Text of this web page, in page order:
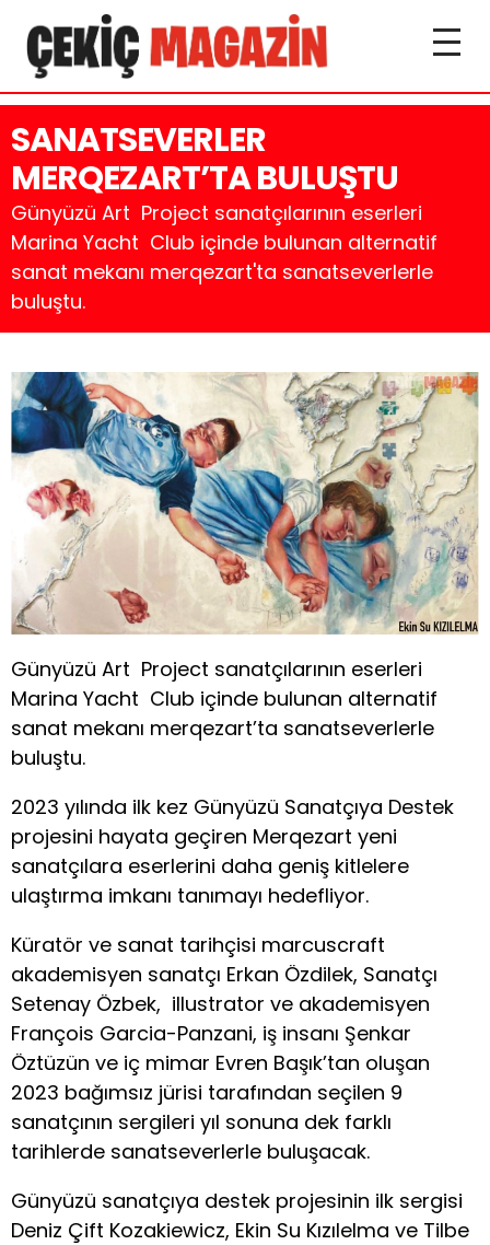
SANATSEVERLER
MERQEZART’TA BULUŞTU
Günyüzü Art Project sanatçılarının eserleri
Marina Yacht Club içinde bulunan alternatif
sanat mekanı merqezart'ta sanatseverlerle
buluştu.
Günyüzü Art Project sanatçılarının eserleri
Marina Yacht Club içinde bulunan alternatif
sanat mekanı merqezart’ta sanatseverlerle
buluştu.
2023 yılında ilk kez Günyüzü Sanatçıya Destek
projesini hayata geçiren Merqezart yeni
sanatçılara eserlerini daha geniş kitlelere
ulaştırma imkanı tanımayı hedefliyor.
Küratör ve sanat tarihçisi marcuscraft
akademisyen sanatçı Erkan Özdilek, Sanatçı
Setenay Özbek, illustrator ve akademisyen
François Garcia-Panzani, iş insanı Şenkar
Öztüzün ve iç mimar Evren Başık’tan oluşan
2023 bağımsız jürisi tarafından seçilen 9
sanatçının sergileri yıl sonuna dek farklı
tarihlerde sanatseverlerle buluşacak.
Günyüzü sanatçıya destek projesinin ilk sergisi
Deniz Çift Kozakiewicz, Ekin Su Kızılelma ve Tilbe